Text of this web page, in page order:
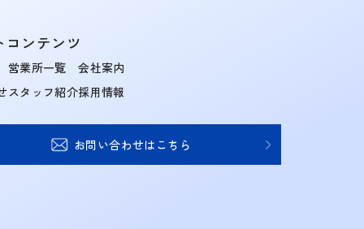
コンテンツ
営業所一覧
スタッフ紹介
会社案内
採用情報
お問い合わせはこちら